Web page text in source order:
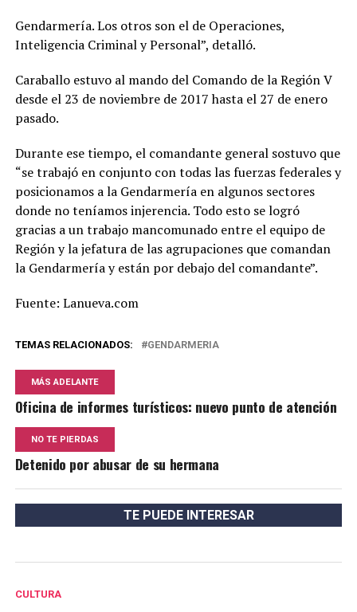
Gendarmería. Los otros son el de Operaciones,
Inteligencia Criminal y Personal”, detalló.
Caraballo estuvo al mando del Comando de la Región V
desde el 23 de noviembre de 2017 hasta el 27 de enero
pasado.
Durante ese tiempo, el comandante general sostuvo que
“se trabajó en conjunto con todas las fuerzas federales y
posicionamos a la Gendarmería en algunos sectores
donde no teníamos injerencia. Todo esto se logró
gracias a un trabajo mancomunado entre el equipo de
Región y la jefatura de las agrupaciones que comandan
la Gendarmería y están por debajo del comandante”.
Fuente: Lanueva.com
TEMAS RELACIONADOS: GENDARMERIA
MÁS ADELANTE
Oficina de informes turísticos: nuevo punto de atención
NO TE PIERDAS
Detenido por abusar de su hermana
TE PUEDE INTERESAR
CULTURA